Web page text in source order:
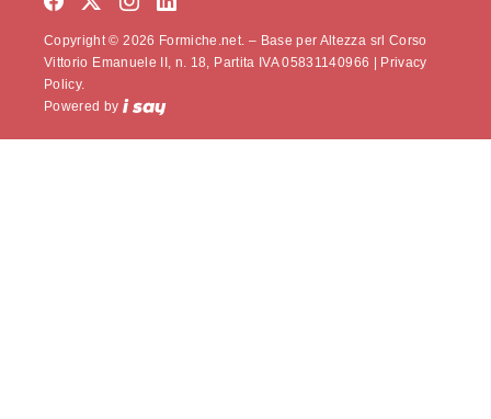
Copyright © 2026 Formiche.net. – Base per Altezza srl Corso
Vittorio Emanuele II, n. 18, Partita IVA 05831140966 |
Privacy
Policy.
Powered by